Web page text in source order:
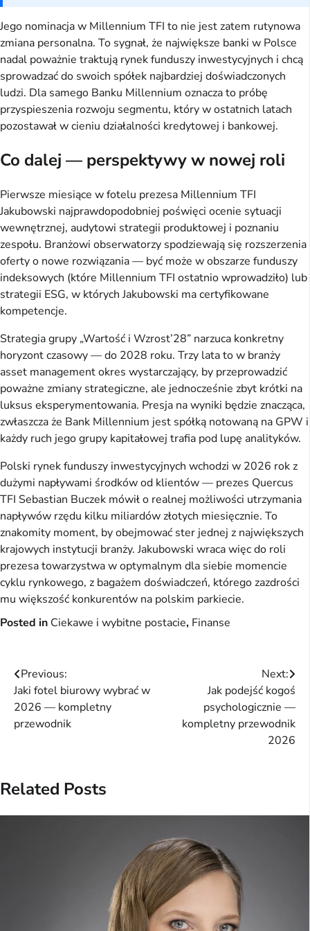
Jego nominacja w Millennium TFI to nie jest zatem rutynowa
zmiana personalna. To sygnał, że największe banki w Polsce
nadal poważnie traktują rynek funduszy inwestycyjnych i chcą
sprowadzać do swoich spółek najbardziej doświadczonych
ludzi. Dla samego Banku Millennium oznacza to próbę
przyspieszenia rozwoju segmentu, który w ostatnich latach
pozostawał w cieniu działalności kredytowej i bankowej.
Co dalej — perspektywy w nowej roli
Pierwsze miesiące w fotelu prezesa Millennium TFI
Jakubowski najprawdopodobniej poświęci ocenie sytuacji
wewnętrznej, audytowi strategii produktowej i poznaniu
zespołu. Branżowi obserwatorzy spodziewają się rozszerzenia
oferty o nowe rozwiązania — być może w obszarze funduszy
indeksowych (które Millennium TFI ostatnio wprowadziło) lub
strategii ESG, w których Jakubowski ma certyfikowane
kompetencje.
Strategia grupy „Wartość i Wzrost’28” narzuca konkretny
horyzont czasowy — do 2028 roku. Trzy lata to w branży
asset management okres wystarczający, by przeprowadzić
poważne zmiany strategiczne, ale jednocześnie zbyt krótki na
luksus eksperymentowania. Presja na wyniki będzie znacząca,
zwłaszcza że Bank Millennium jest spółką notowaną na GPW i
każdy ruch jego grupy kapitałowej trafia pod lupę analityków.
Polski rynek funduszy inwestycyjnych wchodzi w 2026 rok z
dużymi napływami środków od klientów — prezes Quercus
TFI Sebastian Buczek mówił o realnej możliwości utrzymania
napływów rzędu kilku miliardów złotych miesięcznie. To
znakomity moment, by obejmować ster jednej z największych
krajowych instytucji branży. Jakubowski wraca więc do roli
prezesa towarzystwa w optymalnym dla siebie momencie
cyklu rynkowego, z bagażem doświadczeń, którego zazdrości
mu większość konkurentów na polskim parkiecie.
Posted in Ciekawe i wybitne postacie, Finanse
Nawigacja
wpisu
Previous:
Jaki fotel biurowy wybrać w
2026 — kompletny
przewodnik
Next:
Jak podejść kogoś
psychologicznie —
kompletny przewodnik
2026
Related Posts